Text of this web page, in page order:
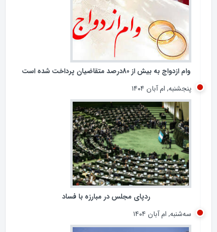
جمعه, ام آذر ۱۴۰۴
وام ازدواج به بیش از 80درصد متقاضیان پرداخت شده است
پنجشنبه, ام آبان ۱۴۰۴